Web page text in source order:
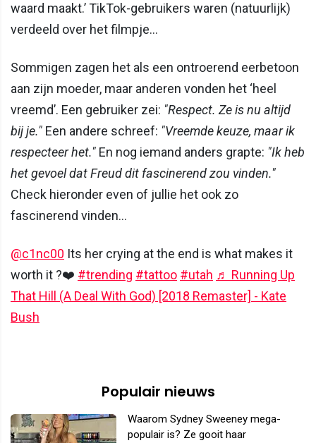
waard maakt.’ TikTok-gebruikers waren (natuurlijk)
verdeeld over het filmpje…
Sommigen zagen het als een ontroerend eerbetoon
aan zijn moeder, maar anderen vonden het ‘heel
vreemd’. Een gebruiker zei: "Respect. Ze is nu altijd
bij je." Een andere schreef: "Vreemde keuze, maar ik
respecteer het." En nog iemand anders grapte: "Ik heb
het gevoel dat Freud dit fascinerend zou vinden."
Check hieronder even of jullie het ook zo
fascinerend vinden…
@c1nc00 Its her crying at the end is what makes it
worth it ?❤️ #trending #tattoo #utah ♬ Running Up
That Hill (A Deal With God) [2018 Remaster] - Kate
Bush
Populair nieuws
Waarom Sydney Sweeney mega-
populair is? Ze gooit haar